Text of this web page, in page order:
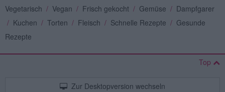
Vegetarisch / Vegan / Frisch gekocht / Gemüse / Dampfgarer
/ Kuchen / Torten / Fleisch / Schnelle Rezepte / Gesunde
Rezepte
Top
Zur Desktopversion wechseln